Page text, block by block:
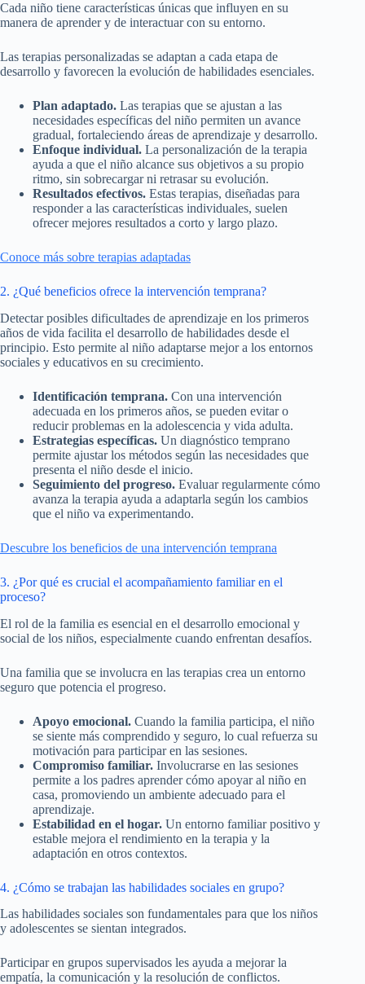
Cada niño tiene características únicas que influyen en su
manera de aprender y de interactuar con su entorno.
Las terapias personalizadas se adaptan a cada etapa de
desarrollo y favorecen la evolución de habilidades esenciales.
Plan adaptado. Las terapias que se ajustan a las
necesidades específicas del niño permiten un avance
gradual, fortaleciendo áreas de aprendizaje y desarrollo.
Enfoque individual. La personalización de la terapia
ayuda a que el niño alcance sus objetivos a su propio
ritmo, sin sobrecargar ni retrasar su evolución.
Resultados efectivos. Estas terapias, diseñadas para
responder a las características individuales, suelen
ofrecer mejores resultados a corto y largo plazo.
Conoce más sobre terapias adaptadas
2. ¿Qué beneficios ofrece la intervención temprana?
Detectar posibles dificultades de aprendizaje en los primeros
años de vida facilita el desarrollo de habilidades desde el
principio. Esto permite al niño adaptarse mejor a los entornos
sociales y educativos en su crecimiento.
Identificación temprana. Con una intervención
adecuada en los primeros años, se pueden evitar o
reducir problemas en la adolescencia y vida adulta.
Estrategias específicas. Un diagnóstico temprano
permite ajustar los métodos según las necesidades que
presenta el niño desde el inicio.
Seguimiento del progreso. Evaluar regularmente cómo
avanza la terapia ayuda a adaptarla según los cambios
que el niño va experimentando.
Descubre los beneficios de una intervención temprana
3. ¿Por qué es crucial el acompañamiento familiar en el
proceso?
El rol de la familia es esencial en el desarrollo emocional y
social de los niños, especialmente cuando enfrentan desafíos.
Una familia que se involucra en las terapias crea un entorno
seguro que potencia el progreso.
Apoyo emocional. Cuando la familia participa, el niño
se siente más comprendido y seguro, lo cual refuerza su
motivación para participar en las sesiones.
Compromiso familiar. Involucrarse en las sesiones
permite a los padres aprender cómo apoyar al niño en
casa, promoviendo un ambiente adecuado para el
aprendizaje.
Estabilidad en el hogar. Un entorno familiar positivo y
estable mejora el rendimiento en la terapia y la
adaptación en otros contextos.
4. ¿Cómo se trabajan las habilidades sociales en grupo?
Las habilidades sociales son fundamentales para que los niños
y adolescentes se sientan integrados.
Participar en grupos supervisados les ayuda a mejorar la
empatía, la comunicación y la resolución de conflictos.